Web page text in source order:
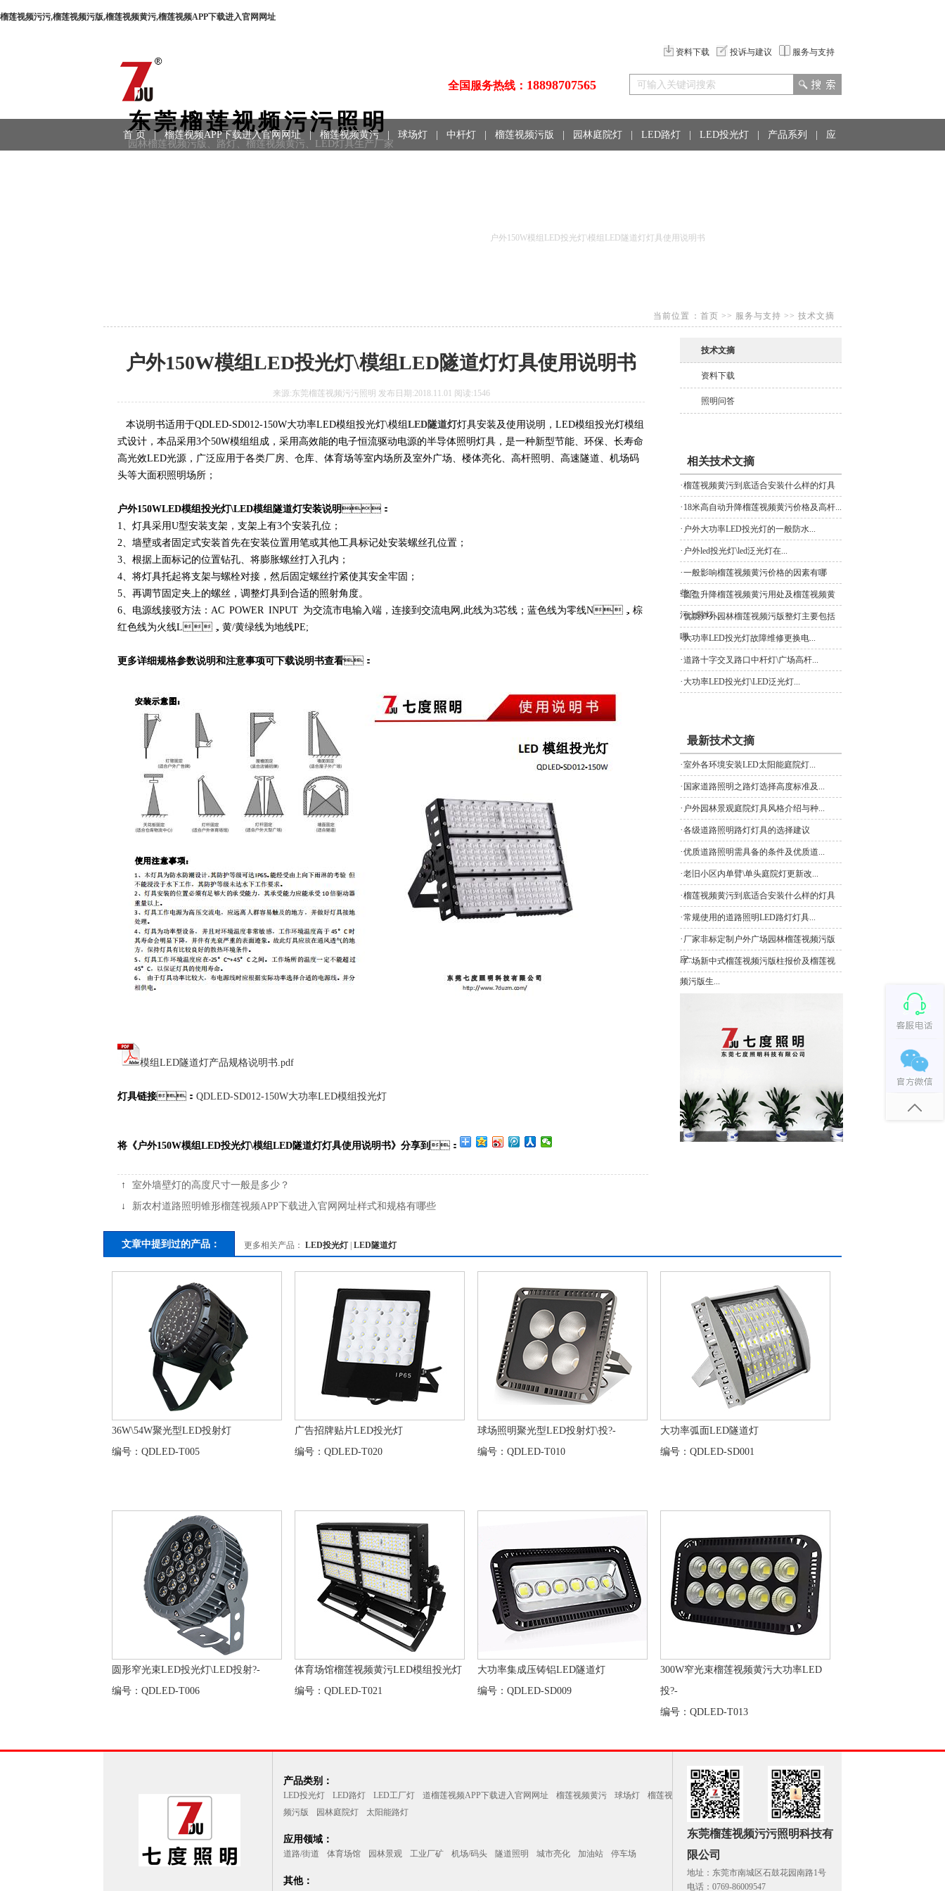
榴莲视频污污,榴莲视频污版,榴莲视频黄污,榴莲视频APP下载进入官网网址
东莞榴莲视频污污照明
园林榴莲视频污版、路灯、榴莲视频黄污、LED灯具生产厂家
资料下载 投诉与建议 服务与支持
全国服务热线： 18898707565
首 页 | 榴莲视频APP下载进入官网网址 | 榴莲视频黄污 球场灯 中杆灯 榴莲视频污版 园林庭院灯 LED路灯 LED投光灯 产品系列 应
户外150W模组LED投光灯\模组LED隧道灯灯具使用说明书
当前位置： 首页 >> 服务与支持 >> 技术文摘
户外150W模组LED投光灯\模组LED隧道灯灯具使用说明书
来源:东莞榴莲视频污污照明 发布日期:2018.11.01 阅读:1546
本说明书适用于QDLED-SD012-150W大功率LED模组投光灯\模组LED隧道灯灯具安装及使用说明，LED模组投光灯模组
式设计，本品采用3个50W模组组成，采用高效能的电子恒流驱动电源的半导体照明灯具，是一种新型节能、环保、长寿命
高光效LED光源，广泛应用于各类厂房、仓库、体育场等室内场所及室外广场、楼体亮化、高杆照明、高速隧道、机场码
头等大面积照明场所；
户外150WLED模组投光灯\LED模组隧道灯安装说明：
1、灯具采用U型安装支架，支架上有3个安装孔位；
2、墙壁或者固定式安装首先在安装位置用笔或其他工具标记处安装螺丝孔位置；
3、根据上面标记的位置钻孔、将膨胀螺丝打入孔内；
4、将灯具托起将支架与螺栓对接，然后固定螺丝拧紧使其安全牢固；
5、再调节固定夹上的螺丝，调整灯具到合适的照射角度。
6、电源线接驳方法：AC POWER INPUT 为交流市电输入端，连接到交流电网,此线为3芯线；蓝色线为零线N，棕
红色线为火线L，黄/黄绿线为地线PE;
更多详细规格参数说明和注意事项可下载说明书查看：
模组LED隧道灯产品规格说明书.pdf
灯具链接： QDLED-SD012-150W大功率LED模组投光灯
将《户外150W模组LED投光灯\模组LED隧道灯灯具使用说明书》分享到 ：
↑
室外墙壁灯的高度尺寸一般是多少？
↓
新农村道路照明锥形榴莲视频APP下载进入官网网址样式和规格有哪些
技术文摘
资料下载
照明问答
相关技术文摘
·榴莲视频黄污到底适合安装什么样的灯具
· 18米高自动升降榴莲视频黄污价格及高杆...
· 户外大功率LED投光灯的一般防水...
· 户外led投光灯\led泛光灯在...
·一般影响榴莲视频黄污价格的因素有哪
些？
·圆盘升降榴莲视频黄污用处及榴莲视频黄
污上装灯...
·优质户外园林榴莲视频污版整灯主要包括
哪...
·大功率LED投光灯故障维修更换电...
·道路十字交叉路口中杆灯\广场高杆...
· 大功率LED投光灯\LED泛光灯...
最新技术文摘
·室外各环境安装LED太阳能庭院灯...
· 国家道路照明之路灯选择高度标准及...
· 户外园林景观庭院灯具风格介绍与种...
·各级道路照明路灯灯具的选择建议
·优质道路照明需具备的条件及优质道...
·老旧小区内单臂\单头庭院灯更新改...
·榴莲视频黄污到底适合安装什么样的灯具
·常规使用的道路照明LED路灯灯具...
· 厂家非标定制户外广场园林榴莲视频污版
应...
·广场新中式榴莲视频污版柱报价及榴莲视
频污版生...
文章中提到过的产品： 更多相关产品： LED投光灯| LED隧道灯
36W\54W聚光型LED投射灯
编号：QDLED-T005
广告招牌贴片LED投光灯
编号：QDLED-T020
球场照明聚光型LED投射灯\投?-
编号：QDLED-T010
大功率弧面LED隧道灯
编号：QDLED-SD001
圆形窄光束LED投光灯\LED投射?-
编号：QDLED-T006
体育场馆榴莲视频黄污LED模组投光灯
编号：QDLED-T021
大功率集成压铸铝LED隧道灯
编号：QDLED-SD009
300W窄光束榴莲视频黄污大功率LED
投?-
编号：QDLED-T013
产品类别：
LED投光灯 LED路灯 LED工厂灯 道榴莲视频APP下载进入官网网址 榴莲视频黄污 球场灯
榴莲视
频污版
园林庭院灯 太阳能路灯
应用领域：
道路/街道 体育场馆 园林景观 工业厂矿 机场/码头 隧道照明 城市亮化 加油站 停车场
其他：
东莞榴莲视频污污照明科技有
限公司
地址：东莞市南城区石鼓花园南路1号
电话：0769-86009547